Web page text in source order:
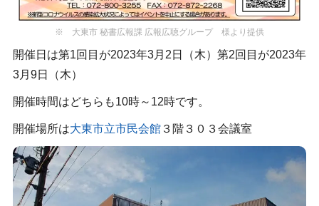
※ 大東市 秘書広報課 広報広聴グループ 様より提供
開催日は第1回目が2023年3月2日（木）第2回目が2023年
3月9日（木）
開催時間はどちらも10時～12時です。
開催場所は大東市立市民会館３階３０３会議室